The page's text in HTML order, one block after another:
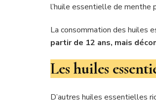
l’huile essentielle de menthe
La consommation des huiles
partir de 12 ans, mais
Les huiles
D’autres huiles essentielles